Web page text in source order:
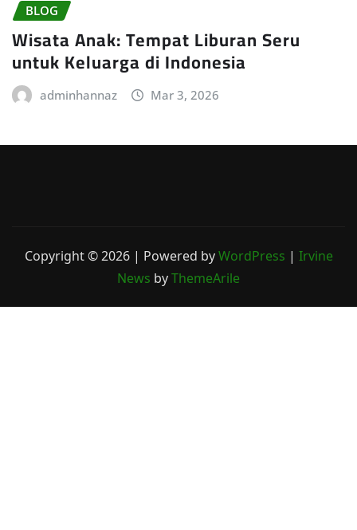
BLOG
Wisata Anak: Tempat Liburan Seru
untuk Keluarga di Indonesia
adminhannaz Mar 3, 2026
Copyright © 2026 | Powered byWordPress | Irvine
News byThemeArile